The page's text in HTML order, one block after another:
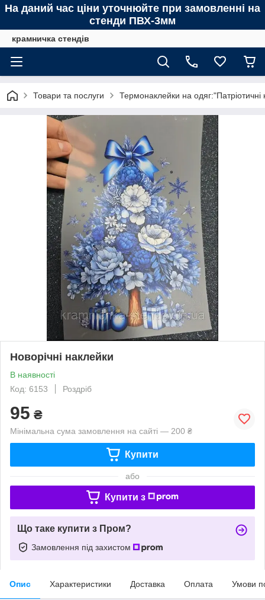
На даний час ціни уточнюйте при замовленні на
стенди ПВХ-3мм
крамничка стендів
Товари та послуги Термонаклейки на одяг:"Патріотичні
Новорічні наклейки
В наявності
Код: 6153
Роздріб
95 ₴
Мінімальна сума замовлення на сайті — 200 ₴
Купити
або
Купити з
Що таке купити з Пром?
Замовлення під захистом
Опис Характеристики Доставка Оплата Умови